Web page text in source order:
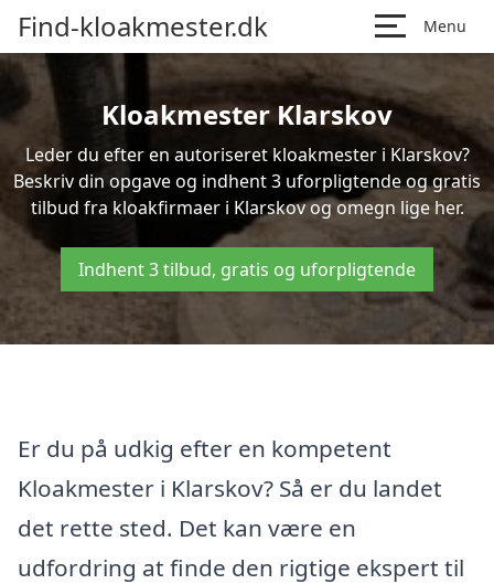
Find-kloakmester.dk Menu
Kloakmester Klarskov
Leder du efter en autoriseret kloakmester i Klarskov?
Beskriv din opgave og indhent 3 uforpligtende og gratis
tilbud fra kloakfirmaer i Klarskov og omegn lige her.
Indhent 3 tilbud, gratis og uforpligtende
Er du på udkig efter en kompetent
Kloakmester i Klarskov? Så er du landet
det rette sted. Det kan være en
udfordring at finde den rigtige ekspert til